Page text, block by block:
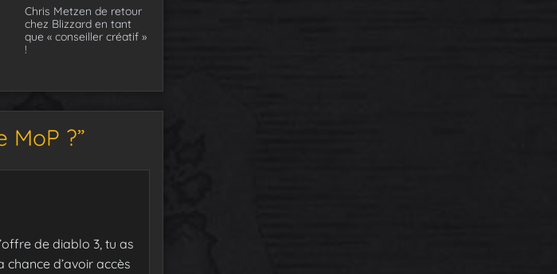
Chris Metzen de retour
chez Blizzard en tant
que « conseiller créatif »
!
?”
de diablo 3, tu as
chance d’avoir accès